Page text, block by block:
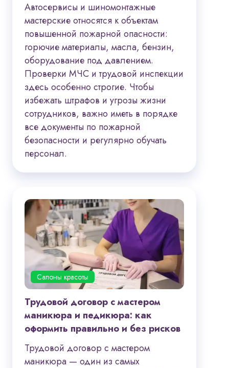
Автосервисы и шиномонтажные
мастерские относятся к объектам
повышенной пожарной опасности:
горючие материалы, масла, бензин,
оборудование под давлением.
Проверки МЧС и трудовой инспекции
здесь особенно строгие. Чтобы
избежать штрафов и угрозы жизни
сотрудников, важно иметь в порядке
все документы по пожарной
безопасности и регулярно обучать
персонал.
Салоны красоты
Трудовой договор с мастером
маникюра и педикюра: как
оформить правильно и без рисков
Трудовой договор с мастером
маникюра — один из самых